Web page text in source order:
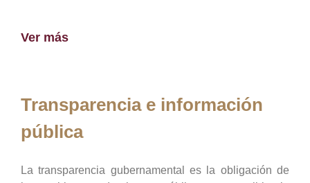
Ver más
Transparencia e información
pública
La transparencia gubernamental es la obligación de